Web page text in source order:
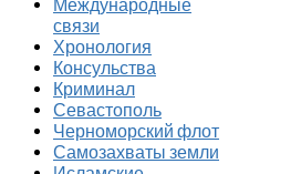
Международные
связи
Хронология
Консульства
Криминал
Севастополь
Черноморский флот
Самозахваты земли